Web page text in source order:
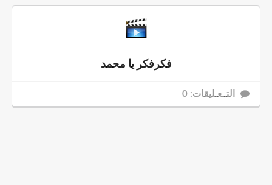
فكرفكر يا محمد
التــعـليقات: 0